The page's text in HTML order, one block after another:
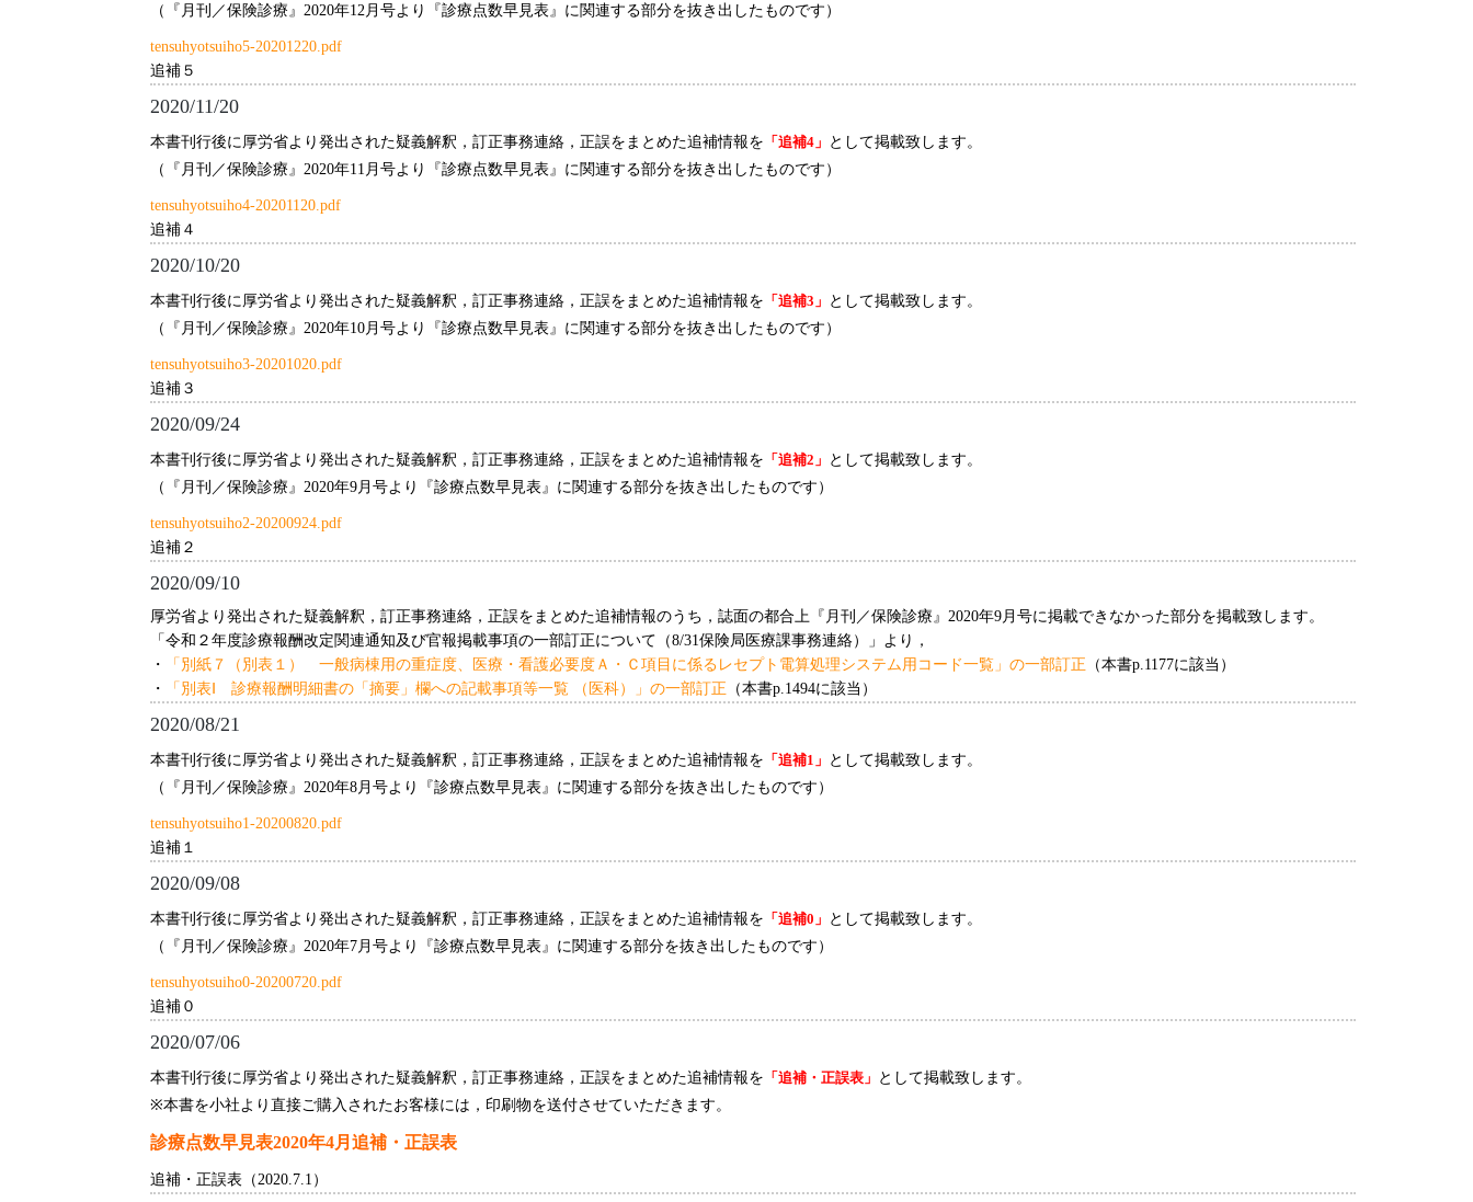
（『月刊／保険診療』2020年12月号より『診療点数早見表』に関連する部分を抜き出したものです）
tensuhyotsuiho5-20201220.pdf
追補５
2020/11/20
本書刊行後に厚労省より発出された疑義解釈，訂正事務連絡，正誤をまとめた追補情報を 「追補4」 として掲載致します。
（『月刊／保険診療』2020年11月号より『診療点数早見表』に関連する部分を抜き出したものです）
tensuhyotsuiho4-20201120.pdf
追補４
2020/10/20
本書刊行後に厚労省より発出された疑義解釈，訂正事務連絡，正誤をまとめた追補情報を 「追補3」 として掲載致します。
（『月刊／保険診療』2020年10月号より『診療点数早見表』に関連する部分を抜き出したものです）
tensuhyotsuiho3-20201020.pdf
追補３
2020/09/24
本書刊行後に厚労省より発出された疑義解釈，訂正事務連絡，正誤をまとめた追補情報を 「追補2」 として掲載致します。
（『月刊／保険診療』2020年9月号より『診療点数早見表』に関連する部分を抜き出したものです）
tensuhyotsuiho2-20200924.pdf
追補２
2020/09/10
厚労省より発出された疑義解釈，訂正事務連絡，正誤をまとめた追補情報のうち，誌面の都合上『月刊／保険診療』2020年9月号に掲載できなかった部分を掲載致します。
「令和２年度診療報酬改定関連通知及び官報掲載事項の一部訂正について（8/31保険局医療課事務連絡）」より，
・
「別紙７（別表１） 一般病棟用の重症度、医療・看護必要度Ａ・Ｃ項目に係るレセプト電算処理システム用コード一覧」の一部訂正 （本書p.1177に該当）
・
「別表Ⅰ 診療報酬明細書の「摘要」欄への記載事項等一覧 （医科）」の一部訂正 （本書p.1494に該当）
2020/08/21
本書刊行後に厚労省より発出された疑義解釈，訂正事務連絡，正誤をまとめた追補情報を 「追補1」 として掲載致します。
（『月刊／保険診療』2020年8月号より『診療点数早見表』に関連する部分を抜き出したものです）
tensuhyotsuiho1-20200820.pdf
追補１
2020/09/08
本書刊行後に厚労省より発出された疑義解釈，訂正事務連絡，正誤をまとめた追補情報を 「追補0」 として掲載致します。
（『月刊／保険診療』2020年7月号より『診療点数早見表』に関連する部分を抜き出したものです）
tensuhyotsuiho0-20200720.pdf
追補０
2020/07/06
本書刊行後に厚労省より発出された疑義解釈，訂正事務連絡，正誤をまとめた追補情報を 「追補・正誤表」 として掲載致します。
※本書を小社より直接ご購入されたお客様には，印刷物を送付させていただきます。
診療点数早見表2020年4月追補・正誤表
追補・正誤表（2020.7.1）